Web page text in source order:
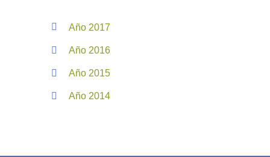
Año 2017
Año 2016
Año 2015
Año 2014